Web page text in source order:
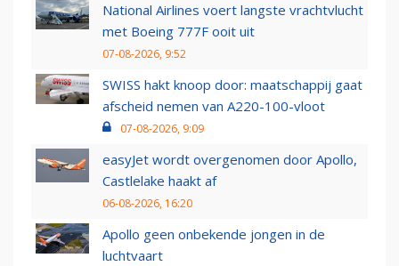
National Airlines voert langste vrachtvlucht
met Boeing 777F ooit uit
07-08-2026, 9:52
SWISS hakt knoop door: maatschappij gaat
afscheid nemen van A220-100-vloot
07-08-2026, 9:09
easyJet wordt overgenomen door Apollo,
Castlelake haakt af
06-08-2026, 16:20
Apollo geen onbekende jongen in de
luchtvaart